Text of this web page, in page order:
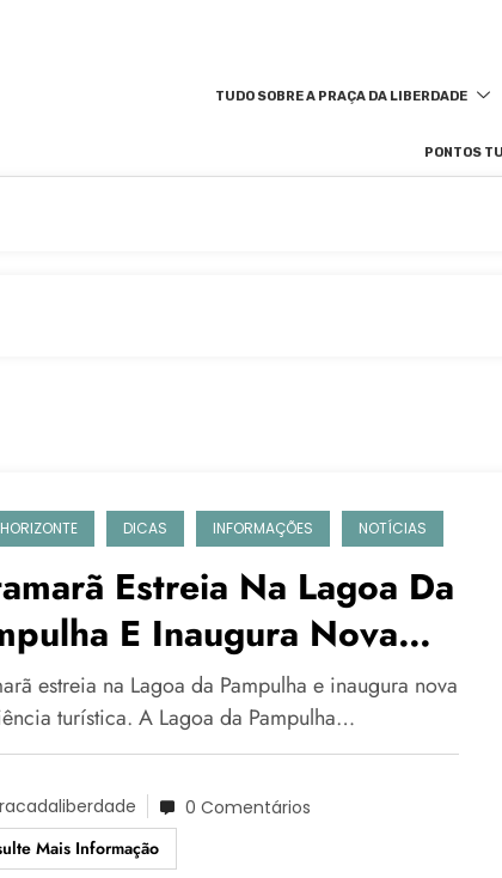
TUDO SOBRE A PRAÇA DA LIBERDADE
PONTOS
DICAS INFORMAÇÕES NOTÍCIAS
Estreia Na Lagoa Da
E Inaugura Nova
Turística
estreia na Lagoa da Pampulha e inaugura nova
turística. A Lagoa da Pampulha…
0 Comentários
Mais Informação